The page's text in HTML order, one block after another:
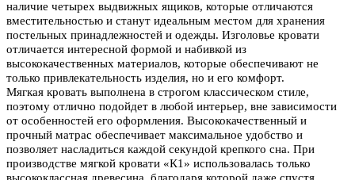
наличие четырех выдвижных ящиков, которые отличаются
вместительностью и станут идеальным местом для хранения
постельных принадлежностей и одежды. Изголовье кровати
отличается интересной формой и набивкой из
высококачественных материалов, которые обеспечивают не
только привлекательность изделия, но и его комфорт.
Мягкая кровать выполнена в строгом классическом стиле,
поэтому отлично подойдет в любой интерьер, вне зависимости
от особенностей его оформления. Высококачественный и
прочный матрас обеспечивает максимальное удобство и
позволяет насладиться каждой секундой крепкого сна. При
производстве мягкой кровати «К1» использовалась только